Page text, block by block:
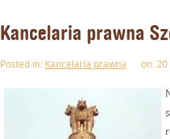
Kancelaria prawna
Posted in: Kancelaria prawna on: